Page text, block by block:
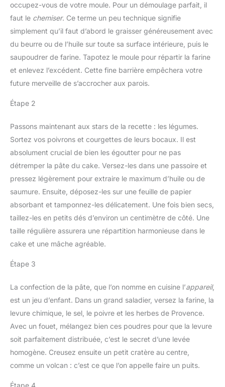
occupez-vous de votre moule. Pour un démoulage parfait, il
faut le chemiser. Ce terme un peu technique signifie
simplement qu’il faut d’abord le graisser généreusement avec
du beurre ou de l’huile sur toute sa surface intérieure, puis le
saupoudrer de farine. Tapotez le moule pour répartir la farine
et enlevez l’excédent. Cette fine barrière empêchera votre
future merveille de s’accrocher aux parois.
Étape 2
Passons maintenant aux stars de la recette : les légumes.
Sortez vos poivrons et courgettes de leurs bocaux. Il est
absolument crucial de bien les égoutter pour ne pas
détremper la pâte du cake. Versez-les dans une passoire et
pressez légèrement pour extraire le maximum d’huile ou de
saumure. Ensuite, déposez-les sur une feuille de papier
absorbant et tamponnez-les délicatement. Une fois bien secs,
taillez-les en petits dés d’environ un centimètre de côté. Une
taille régulière assurera une répartition harmonieuse dans le
cake et une mâche agréable.
Étape 3
La confection de la pâte, que l’on nomme en cuisine l’appareil,
est un jeu d’enfant. Dans un grand saladier, versez la farine, la
levure chimique, le sel, le poivre et les herbes de Provence.
Avec un fouet, mélangez bien ces poudres pour que la levure
soit parfaitement distribuée, c’est le secret d’une levée
homogène. Creusez ensuite un petit cratère au centre,
comme un volcan : c’est ce que l’on appelle faire un puits.